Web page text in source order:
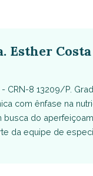
Esther Costa
CRN-8 13209/P.
com ênfase na
do
da equipe de